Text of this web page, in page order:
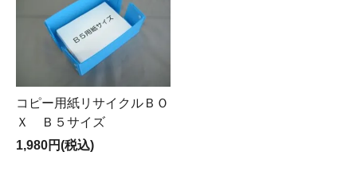
コピー用紙リサイクルＢＯ
Ｘ Ｂ５サイズ
1,980円(税込)